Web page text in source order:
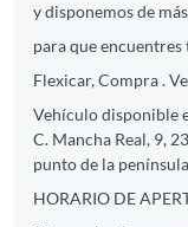
y disponemos de
para que encuentres
Flexicar, Compra .
Vehículo disponible
C. Mancha Real, 9,
punto de la
HORARIO DE